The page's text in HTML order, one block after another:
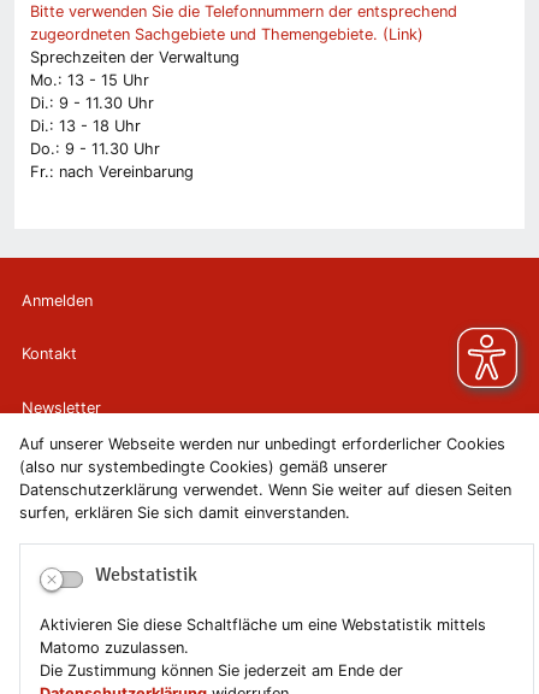
Auf unserer Webseite werden nur unbedingt erforderlicher Cookies
(also nur systembedingte Cookies) gemäß unserer
Datenschutzerklärung verwendet. Wenn Sie weiter auf diesen Seiten
surfen, erklären Sie sich damit einverstanden.
Webstatistik
Aktivieren Sie diese Schaltfläche um eine Webstatistik mittels
Matomo zuzulassen.
Die Zustimmung können Sie jederzeit am Ende der
Bitte verwenden Sie die Telefonnummern der entsprechend
zugeordneten Sachgebiete und Themengebiete. (Link)
Sprechzeiten der Verwaltung
Mo.: 13 - 15 Uhr
Di.: 9 - 11.30 Uhr
Di.: 13 - 18 Uhr
Do.: 9 - 11.30 Uhr
Fr.: nach Vereinbarung
Anmelden
Kontakt
Newsletter
Newsletterabmeldung
Impressum
Datenschutzerklärung
Erklärung zur Barrierefreiheit
Leichte Sprache